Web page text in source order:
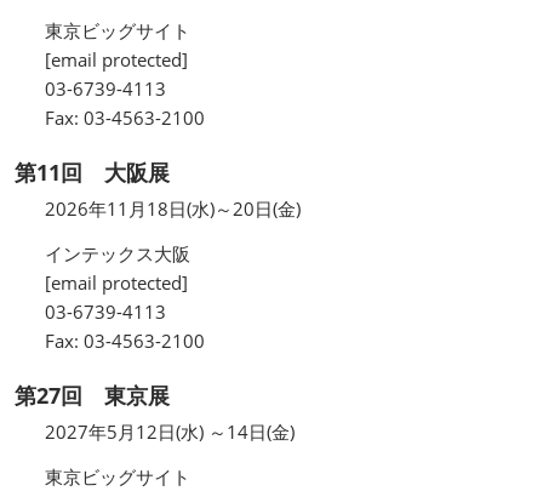
東京ビッグサイト
[email protected]
03-6739-4113
Fax: 03-4563-2100
第11回 大阪展
2026年11月18日(水)～20日(金)
インテックス大阪
[email protected]
03-6739-4113
Fax: 03-4563-2100
第27回 東京展
2027年5月12日(水) ～14日(金)
東京ビッグサイト